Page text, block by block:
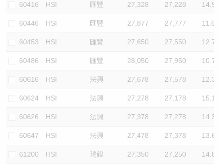
60416 HSI 匯豐 27,328 27,228 14.9
60446 HSI 匯豐 27,877 27,777 11.6
60453 HSI 匯豐 27,650 27,550 12.7
60486 HSI 匯豐 28,050 27,950 10.7
60616 HSI 法興 27,678 27,578 12.3
60624 HSI 法興 27,278 27,178 15.1
60626 HSI 法興 27,378 27,278 14.3
60647 HSI 法興 27,478 27,378 13.6
61200 HSI 瑞銀 27,350 27,250 14.8